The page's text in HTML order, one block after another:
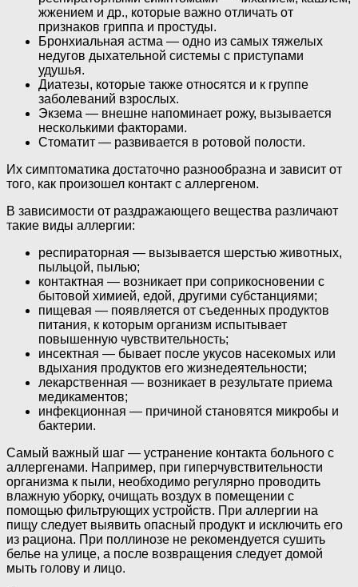
жжением и др., которые важно отличать от
признаков гриппа и простуды.
Бронхиальная астма — одно из самых тяжелых
недугов дыхательной системы с приступами
удушья.
Диатезы, которые также относятся и к группе
заболеваний взрослых.
Экзема — внешне напоминает рожу, вызывается
несколькими факторами.
Стоматит — развивается в ротовой полости.
Их симптоматика достаточно разнообразна и зависит от
того, как произошел контакт с аллергеном.
В зависимости от раздражающего вещества различают
такие виды аллергии:
респираторная — вызывается шерстью животных,
пыльцой, пылью;
контактная — возникает при соприкосновении с
бытовой химией, едой, другими субстанциями;
пищевая — появляется от съеденных продуктов
питания, к которым организм испытывает
повышенную чувствительность;
инсектная — бывает после укусов насекомых или
вдыхания продуктов его жизнедеятельности;
лекарственная — возникает в результате приема
медикаментов;
инфекционная — причиной становятся микробы и
бактерии.
Самый важный шаг — устранение контакта больного с
аллергенами. Например, при гиперчувствительности
организма к пыли, необходимо регулярно проводить
влажную уборку, очищать воздух в помещении с
помощью фильтрующих устройств. При аллергии на
пищу следует выявить опасный продукт и исключить его
из рациона. При поллинозе не рекомендуется сушить
белье на улице, а после возвращения следует домой
мыть голову и лицо.